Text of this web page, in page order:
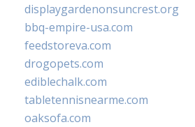
displaygardenonsuncrest.org
bbq-empire-usa.com
feedstoreva.com
drogopets.com
ediblechalk.com
tabletennisnearme.com
oaksofa.com